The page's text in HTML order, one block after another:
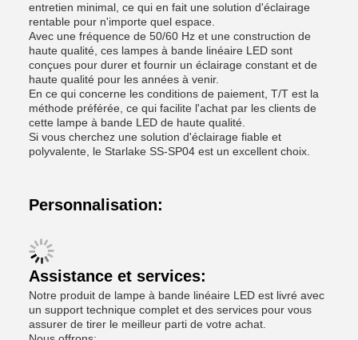
entretien minimal, ce qui en fait une solution d'éclairage
rentable pour n'importe quel espace.
Avec une fréquence de 50/60 Hz et une construction de
haute qualité, ces lampes à bande linéaire LED sont
conçues pour durer et fournir un éclairage constant et de
haute qualité pour les années à venir.
En ce qui concerne les conditions de paiement, T/T est la
méthode préférée, ce qui facilite l'achat par les clients de
cette lampe à bande LED de haute qualité.
Si vous cherchez une solution d'éclairage fiable et
polyvalente, le Starlake SS-SP04 est un excellent choix.
Personnalisation:
Assistance et services:
Notre produit de lampe à bande linéaire LED est livré avec
un support technique complet et des services pour vous
assurer de tirer le meilleur parti de votre achat.